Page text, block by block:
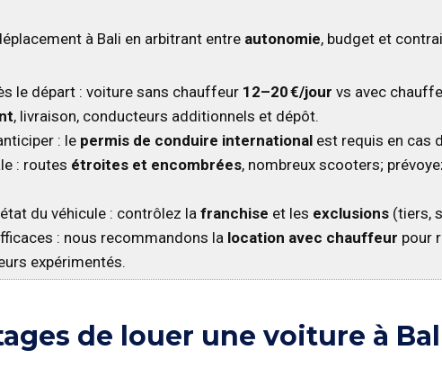
à Bali en arbitrant entre autonomie, budget et
le départ : voiture sans chauffeur 12–20 €/jour vs avec
, livraison, conducteurs additionnels et dépôt.
: le permis de conduire international est requis en cas
: routes étroites et encombrées, nombreux scooters;
du véhicule : contrôlez lafranchise et les exclusions (tiers,
: nous recommandons la location avec chauffeur pour
expérimentés.
de louer une voiture à